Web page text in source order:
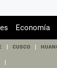
Economía
CUSCO